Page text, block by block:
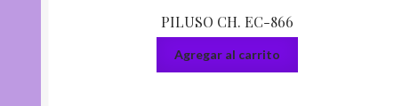
PILUSO CH. EC-866
Agregar al carrito